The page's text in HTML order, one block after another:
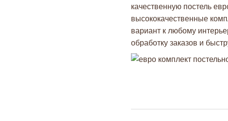
качественную постель
высококачественные
вариант к любому
обработку заказов и